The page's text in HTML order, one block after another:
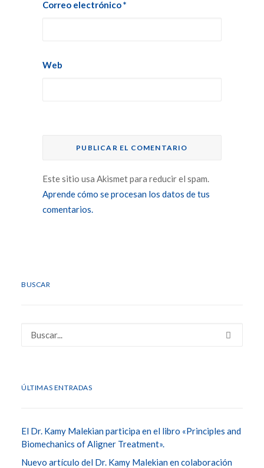
Correo electrónico*
Web
Este sitio usa Akismet para reducir el spam.
Aprende cómo se procesan los datos de tus
comentarios.
BUSCAR
ÚLTIMAS ENTRADAS
El Dr. Kamy Malekian participa en el libro «Principles and
Biomechanics of Aligner Treatment».
Nuevo artículo del Dr. Kamy Malekian en colaboración